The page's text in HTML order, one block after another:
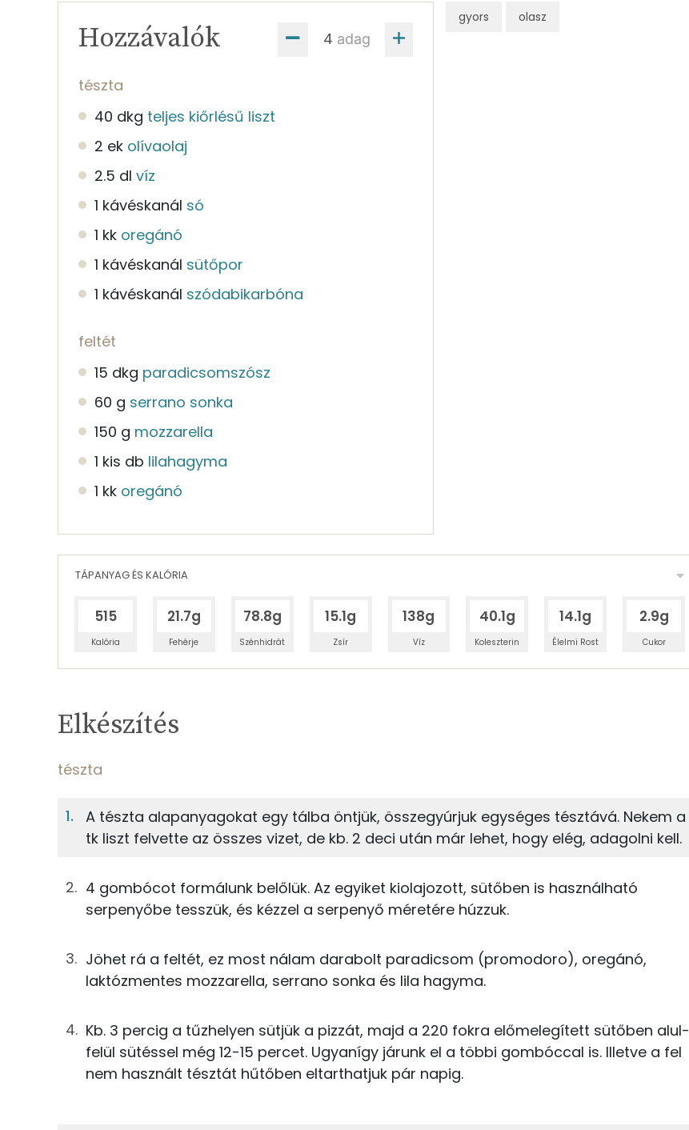
adag
Hozzávalók
tészta
40 dkg teljes kiőrlésű liszt
2 ek olívaolaj
2.5 dl víz
1 kávéskanál só
1 kk oregánó
1 kávéskanál sütőpor
1 kávéskanál szódabikarbóna
feltét
15 dkg paradicsomszósz
60 g serrano sonka
150 g mozzarella
1 kis db lilahagyma
1 kk oregánó
gyors olasz
TÁPANYAG ÉS KALÓRIA
515
Kalória
21.7g
Fehérje
78.8g
Szénhidrát
15.1g
Zsír
138g
Víz
40.1g
Koleszterin
14.1g
Élelmi Rost
2.9g
Cukor
100g teljes kiőrlésű liszt
332 kcal
63gvíz
0goregánó
0g szódabikarbóna 0 kcal
TÁPANYAGTARTALOM
Fehérje
Szénhidrát
Zsír
Víz
Nátrium
Kálcium
Szelén
Kolin:
Likopin
E vitamin:
Elkészítés
tészta
A tészta alapanyagokat egy tálba öntjük, összegyúrjuk egységes tésztává. Nekem a
tk liszt felvette az összes vizet, de kb. 2 deci után már lehet, hogy elég, adagolni kell.
4 gombócot formálunk belőlük. Az egyiket kiolajozott, sütőben is használható
serpenyőbe tesszük, és kézzel a serpenyő méretére húzzuk.
Jöhet rá a feltét, ez most nálam darabolt paradicsom (promodoro), oregánó,
laktózmentes mozzarella, serrano sonka és lila hagyma.
Kb. 3 percig a tűzhelyen sütjük a pizzát, majd a 220 fokra előmelegített sütőben alul-
felül sütéssel még 12-15 percet. Ugyanígy járunk el a többi gombóccal is. Illetve a fel
nem használt tésztát hűtőben eltarthatjuk pár napig.